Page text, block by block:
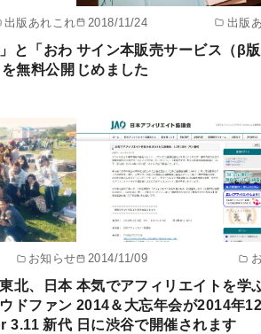
出版あれこれ
と「おわ
無料公開
2018/11/24 出版
サイン本販売サービス（β
じめました
お知らせ
北、日本
ドファン
3.11 新代
2014/11/09
本気でアフィリエイトを学
2014＆大忘年会が2014年
日に渋谷で開催されます